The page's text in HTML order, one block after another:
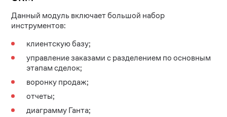
Данный модуль включает большой набор
инструментов:
клиентскую базу;
управление заказами с разделением по основным
этапам сделок;
воронку продаж;
отчеты;
диаграмму Ганта;